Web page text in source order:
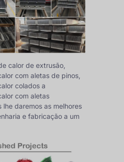
calor de extrusão,
com aletas de pinos,
colados a
com aletas
daremos as melhores
e fabricação a um